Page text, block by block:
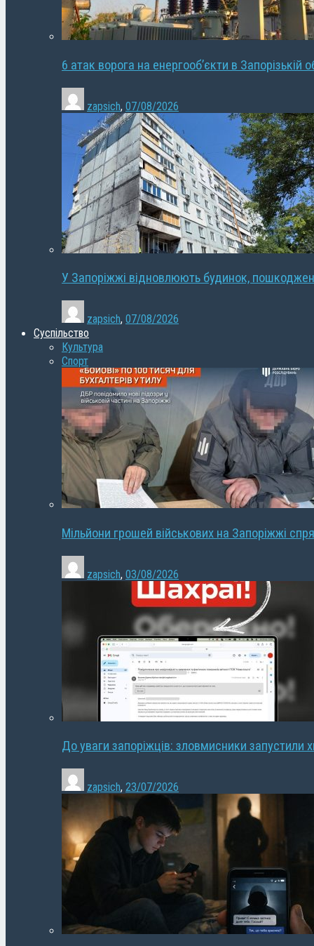
6 атак ворога на енергооб’єкти в Запорізькій
zapsich, 07/08/2026
У Запоріжжі відновлюють будинок,
zapsich, 07/08/2026
Суспільство
Культура
Спорт
Мільйони грошей військових на Запоріжжі
zapsich, 03/08/2026
До уваги запоріжців: зловмисники запустили
zapsich, 23/07/2026